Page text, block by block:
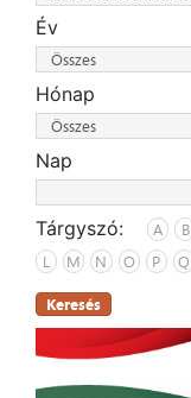
Év
Hónap
Nap
Tárgyszó: A B
L
M N O P Q
Keresés